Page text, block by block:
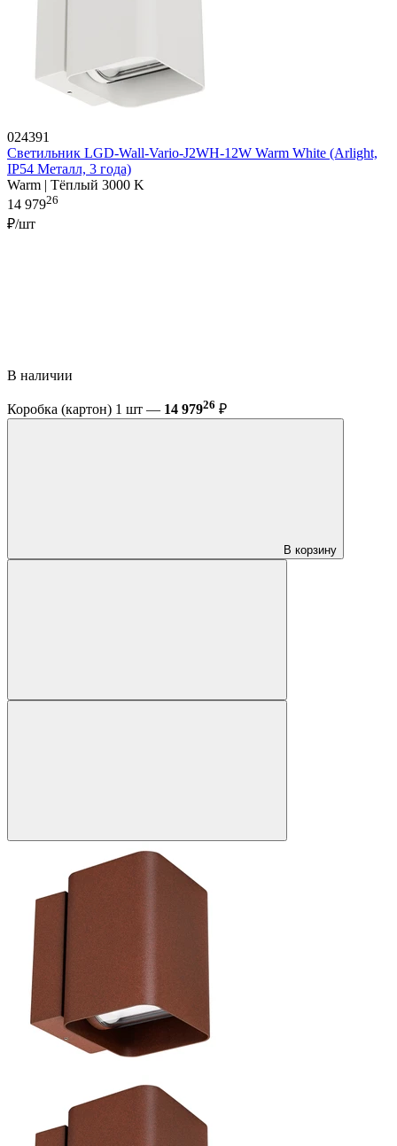
024391
Светильник LGD-Wall-Vario-J2WH-12W Warm White (Arlight,
IP54 Металл, 3 года)
Warm | Тёплый 3000 K
14 97926
₽/шт
В наличии
Коробка (картон) 1 шт — 14 97926 ₽
В корзину